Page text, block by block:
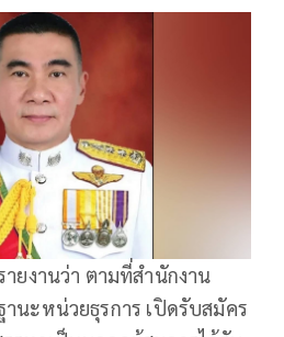
ยงานว่า ตามที่สำนักงาน
านะหน่วยธุรการ เปิดรับสมัคร